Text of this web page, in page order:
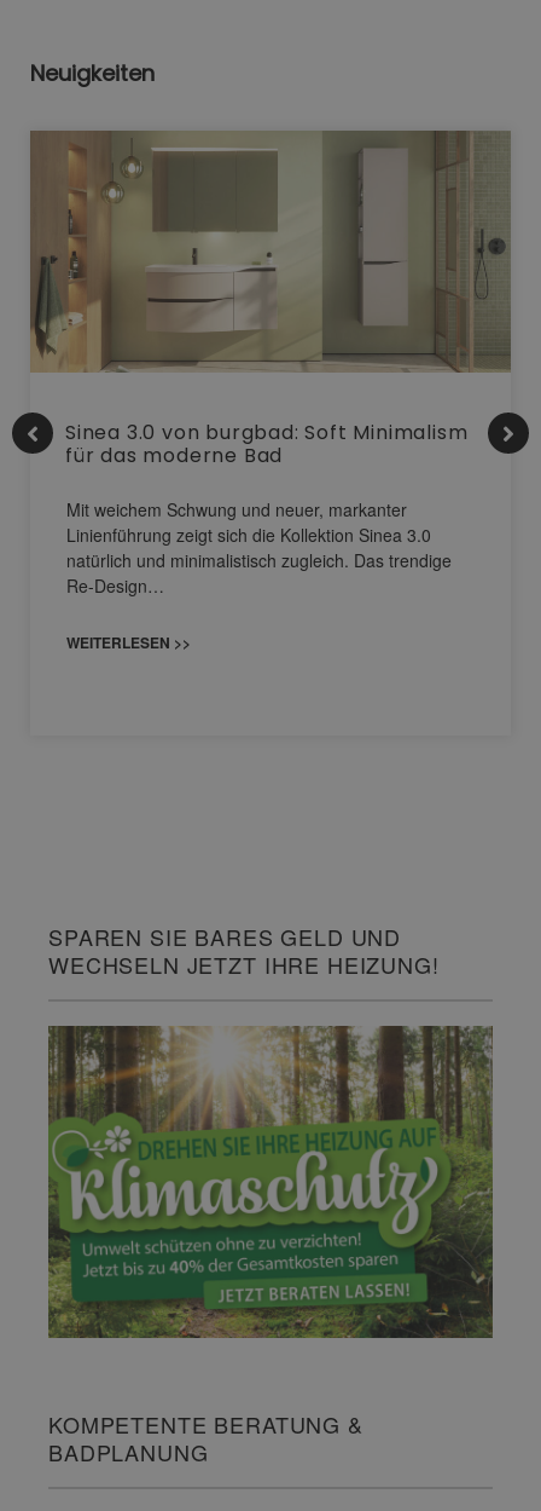
Neuigkeiten
Sinea 3.0 von burgbad: Soft Minimalism
für das moderne Bad
Mit weichem Schwung und neuer, markanter
Linienführung zeigt sich die Kollektion Sinea 3.0
natürlich und minimalistisch zugleich. Das trendige
Re-Design…
WEITERLESEN >>
SPAREN SIE BARES GELD UND
WECHSELN JETZT IHRE HEIZUNG!
KOMPETENTE BERATUNG &
BADPLANUNG